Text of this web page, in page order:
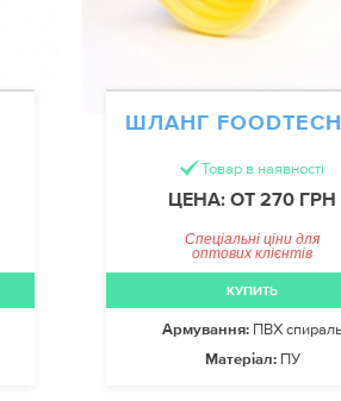
ШЛАНГ
Товар в наявності
ЦЕНА: ОТ 270 ГРН
Спеціальні ціни для
оптових клієнтів
КУПИТЬ
Армування: ПВХ
Матеріал: ПУ